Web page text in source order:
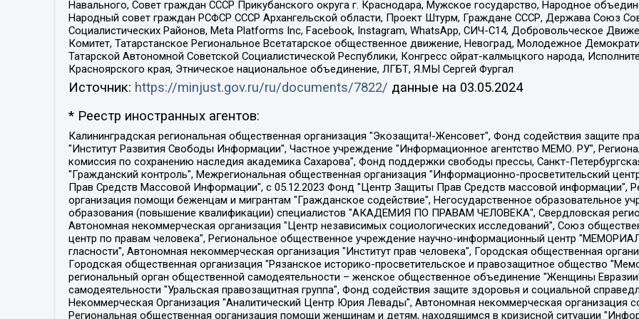
Навального, Совет граждан СССР Прикубанского округа г. Краснодара, Мужское государство, Народное
Народный совет граждан РСФСР СССР Архангельской области, Проект Штурм, Граждане СССР, Держава Союз
Социалистических Районов, Meta Platforms Inc, Facebook, Instagram, WhatsApp, СИЧ-С14, Добровольческое
Комитет, Татарстанское Региональное Всетатарское общественное движение, Невоград, Молодежное
Татарской Автономной Советской Социалистической Республики, Конгресс ойрат-калмыцкого народа,
Красноярского края, Этническое национальное объединение, ЛГБТ, Я.МЫ Сергей Фургал
Источник: https://minjust.gov.ru/ru/documents/7822/ данные на 03.05.2024
* Реестр иностранных агентов:
Калининградская региональная общественная организация "Экозащита!-Женсовет", Фонд содействия защите прав и свобод граждан "Общественный вердикт", Фонд "Институт Развития Свободы Информации", Частное учреждение "Информационное агентство МЕМО. РУ", Региональная общественная организация "Общественная комиссия по сохранению наследия академика Сахарова", Фонд поддержки свободы прессы, Санкт-Петербургская общественная правозащитная организация "Гражданский контроль", Межрегиональная общественная организация "Информационно-просветительский центр "Мемориал", Региональный Фонд "Центр Защиты Прав Средств Массовой Информации", с 05.12.2023 Фонд "Центр Защиты Прав Средств массовой информации", Региональная общественная благотворительная организация помощи беженцам и мигрантам "Гражданское содействие", Негосударственное образовательное учреждение дополнительного профессионального образования (повышение квалификации) специалистов "АКАДЕМИЯ ПО ПРАВАМ ЧЕЛОВЕКА", Свердловская региональная общественная организация "Сутяжник", Автономная некоммерческая организация "Центр независимых социологических исследований", Союз общественных объединений "Российский исследовательский центр по правам человека", Региональное общественное учреждение научно-информационный центр "МЕМОРИАЛ", Некоммерческая организация "Фонд защиты гласности", Автономная некоммерческая организация "Институт прав человека", Городская общественная организация "Екатеринбургское общество "МЕМОРИАЛ", Городская общественная организация "Рязанское историко-просветительское и правозащитное общество "Мемориал" (Рязанский Мемориал), Челябинский региональный орган общественной самодеятельности – женское общественное объединение "Женщины Евразии", Челябинский региональный орган общественной самодеятельности "Уральская правозащитная группа", Фонд содействия защите здоровья и социальной справедливости имени Андрея Рылькова, Автономная Некоммерческая Организация "Аналитический Центр Юрия Левады", Автономная некоммерческая организация социальной поддержки населения "Проект Апрель", Региональная общественная организация помощи женщинам и детям, находящимся в кризисной ситуации "Информационно-методический центр "Анна", Фонд содействия развитию массовых коммуникаций и правовому просвещению "Так-так-Так", Фонд содействия устойчивому развитию "Серебряная тайга", Свердловский региональный общественный фонд социальных проектов "Новое время", "Idel.Реалии", Кавказ.Реалии, Крым.Реалии, Телеканал Настоящее Время, Татаро-башкирская служба Радио Свобода (Azatliq Radiosi), Радио Свободная Европа/Радио Свобода (PCE/PC), "Сибирь.Реалии", "Фактограф", Благотворительный фонд помощи осужденным и их семьям, Автономная некоммерческая организация "Институт глобализации и социальных движений", Фонд "В защиту прав заключенных", Частное учреждение "Центр поддержки и содействия развитию средств массовой информации", Пензенский региональный общественный благотворительный фонд "Гражданский союз", "Север.Реалии", Некоммерческая организация Фонд "Правовая инициатива", Общество с ограниченной ответственностью "Радио Свободная Европа/Радио Свобода", Чешское информационное агентство "MEDIUM-ORIENT", Красноярская региональная общественная организация "Мы против СПИДа", Камалягин Денис Николаевич, Маркелов Сергей Евгеньевич, Пономарев Лев Александрович, Савицкая Людмила Алексеевна, Автономная некоммерческая организация "Центр по работе с проблемой насилия "НАСИЛИЮ.НЕТ", Межрегиональный профессиональный союз работников здравоохранения "Альянс врачей", Юридическое лицо, зарегистрированное в Латвийской Республике, SIA "Medusa Project" (регистрационный номер 40103797863, дата регистрации 10.06.2014), Некоммерческая организация "Фонд по борьбе с коррупцией", Автономная некоммерческая организация "Институт права и публичной политики", Баданин Роман Сергеевич, Гликин Максим Александрович, Железнова Мария Михайловна, Лукьянова Юлия Сергеевна, Маетная Елизавета Витальевна, Маняхин Петр Борисович, Чуракова Ольга Владимировна, Ярош Юлия Петровна, Юридическое лицо "The Insider SIA", зарегистрированное в Риге, Латвийская Республика (дата регистрации 26.06.2015), являющееся администратором доменного имени интернет-издания "The Insider SIA", https://theins.ru, Постернак Алексей Евгеньевич, Рубин Михаил Аркадьевич, Анин Роман Александрович, Юридическое лицо Istories fonds, зарегистрированное в Латвийской Республике (регистрационный номер 50008295751, дата регистрации 24.02.2020), Великовский Дмитрий Александрович, Долинина Ирина Николаевна, Мароховская Алеся Алексеевна, Шлейнов Роман Юрьевич, Шмагун Олеся Валентиновна, Общество с ограниченной ответственностью "Альтаир 2021", Общество с ограниченной ответственностью "Вега 2021", Общество с ограниченной ответственностью "Главный редактор 2021", Общество с ограниченной ответственностью "Ромашки монолит", Важенков Артем Валерьевич, Ивановская областная общественная организация "Центр гендерных исследований", Гурман Юрий Альбертович, Медиапроект "ОВД-Инфо", Егоров Владимир Владимирович, Жилинский Владимир Александрович, Общество с ограниченной ответственностью "ЗП", Иванова София Юрьевна, Карезина Инна Павловна, Кильтау Екатерина Викторовна, Петров Алексей Викторович, Пискунов Сергей Евгеньевич, Смирнов Сергей Сергеевич, Тихонов Михаил Сергеевич, Общество с ограниченной ответственностью "ЖУРНАЛИСТ-ИНОСТРАННЫЙ АГЕНТ", Арапова Галина Юрьевна, Вольтская Татьяна Анатольевна, Американская компания "Mason G.E.S. Anonymous Foundation" (США), являющаяся владельцем интернет-издания https://mnews.world/, Компания "Stichting Bellingcat", зарегистрированная в Нидерландах (дата регистрации 11.07.2018), Захаров Андрей Вячеславович, Клепиковская Екатерина Дмитриевна, Общество с ограниченной ответственностью "МЕМО", Перл Роман Александрович, Симонов Евгений Алексеевич, Соловьева Елена Анатольевна, Сотников Даниил Владимирович, Сурначева Елизавета Дмитриевна, Автономная некоммерческая организация по защите прав человека и информированию населения "Якутия – Наше Мнение", Общество с ограниченной ответственностью "Москоу диджитал медиа", с 26.01.2023 Общество с ограниченной ответственностью "Чайка Белые сады", Ветошкина Валерия Валерьевна, Заговора Максим Александрович, Межрегиональное общественное движение "Российская ЛГБТ - сеть", Оленичев Максим Владимирович, Павлов Иван Юрьевич, Скворцова Елена Сергеевна, Общество с ограниченной ответственностью "Как бы инагент", Кочетков Игорь Викторович, Общество с ограниченной ответственностью "Честные выборы", Еланчик Олег Александрович, Общество с ограниченной ответственностью "Нобелевский призыв", Гималова Регина Эмилевна, Григорьев Андрей Валерьевич, Григорьева Алина Александровна, Ассоциация по содействию защите прав призывников, альтернативнослужащих и военнослужащих "Правозащитная группа